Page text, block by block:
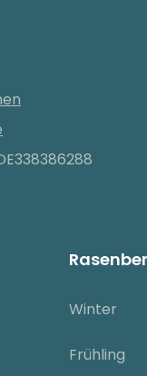
Winter
Frühling